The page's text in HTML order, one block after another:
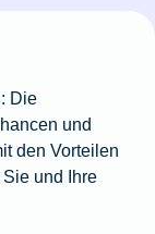
Die
und
den Vorteilen
und Ihre